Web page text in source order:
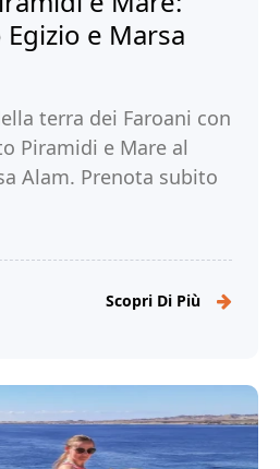
e Marsa
terra dei Faroani con
Piramidi e Mare al
Alam. Prenota subito
Scopri Di Più